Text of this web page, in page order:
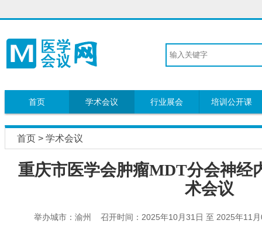
首页 学术会议 行业展会 培训公开课
首页 > 学术会议
重庆市医学会肿瘤MDT分会神经
术会议
举办城市：渝州 召开时间：2025年10月31日 至 2025年